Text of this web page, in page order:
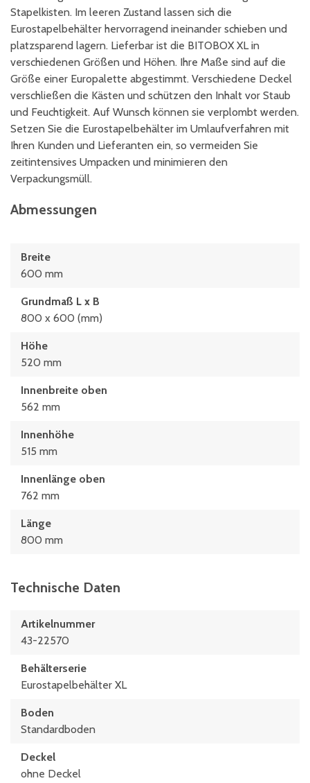
Stapelkisten. Im leeren Zustand lassen sich die
Eurostapelbehälter hervorragend ineinander schieben und
platzsparend lagern. Lieferbar ist die BITOBOX XL in
verschiedenen Größen und Höhen. Ihre Maße sind auf die
Größe einer Europalette abgestimmt. Verschiedene Deckel
verschließen die Kästen und schützen den Inhalt vor Staub
und Feuchtigkeit. Auf Wunsch können sie verplombt werden.
Setzen Sie die Eurostapelbehälter im Umlaufverfahren mit
Ihren Kunden und Lieferanten ein, so vermeiden Sie
zeitintensives Umpacken und minimieren den
Verpackungsmüll.
Abmessungen
Breite
600 mm
Grundmaß L x B
800 x 600 (mm)
Höhe
520 mm
Innenbreite oben
562 mm
Innenhöhe
515 mm
Innenlänge oben
762 mm
Länge
800 mm
Technische Daten
Artikelnummer
43-22570
Behälterserie
Eurostapelbehälter XL
Boden
Standardboden
Deckel
ohne Deckel